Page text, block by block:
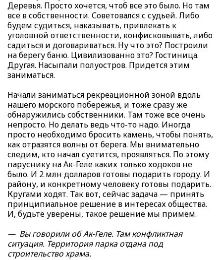
Деревья. Просто хочется, чтоб все это было. Но там
все в собственности. Советовался с судьей. Либо
будем судиться, наказывать, привлекать к
уголовной ответственности, конфисковывать, либо
садиться и договариваться. Ну что это? Построили
на берегу баню. Цивилизованно это? Гостиница.
Другая. Насыпали полуостров. Придется этим
заниматься.
Начали заниматься рекреационной зоной вдоль
нашего морского побережья, и тоже сразу же
обнаружились собственники. Там тоже все очень
непросто. Но делать ведь что-то надо. Иногда
просто необходимо бросить камень, чтобы понять,
как отразятся волны от берега. Мы внимательно
следим, кто начал суетится, проявляться. По этому
паруснику на Ак-Геле каких только ходоков не
было. И 2 млн долларов готовы подарить городу. И
району, и конкретному человеку готовы подарить.
Кругами ходят. Так вот, сейчас задача — принять
принципиальное решение в интересах общества.
И, будьте уверены, такое решение мы примем.
— Вы говорили об Ак-Геле. Там конфликтная
ситуация. Территория парка отдана под
строительство храма.